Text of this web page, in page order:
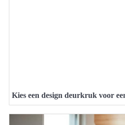
Kies een design deurkruk voor